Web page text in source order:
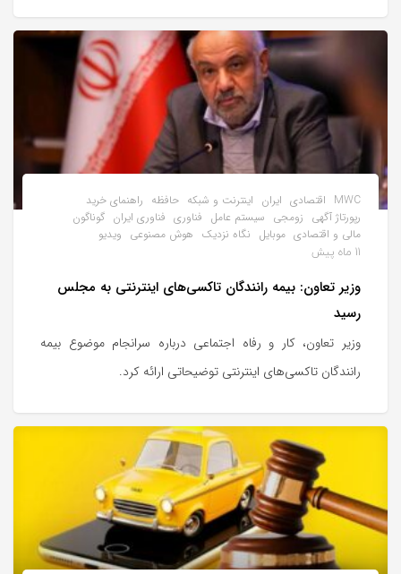
MWC اقتصادی ایران اینترنت و شبکه حافظه راهنمای خرید
رپورتاژ آگهی زومجی سیستم عامل فناوری فناوری ایران گوناگون
مالی و اقتصادی موبایل نگاه نزدیک هوش مصنوعی ویدیو
11 ماه پیش
وزیر تعاون: بیمه رانندگان تاکسی‌های اینترنتی به مجلس
رسید
وزیر تعاون، کار و رفاه اجتماعی درباره سرانجام موضوع بیمه
رانندگان تاکسی‌های اینترنتی توضیحاتی ارائه کرد.